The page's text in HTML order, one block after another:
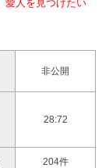
愛人を見つけたい
非公開
28:72
204件